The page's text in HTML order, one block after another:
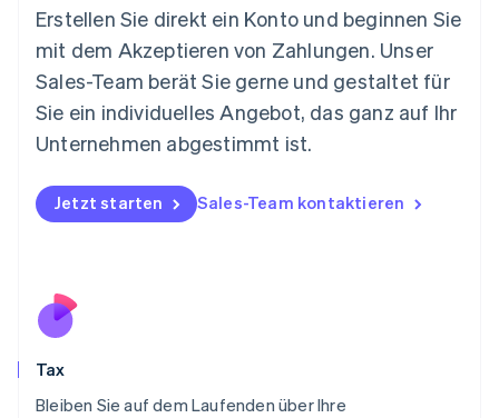
Erstellen Sie direkt ein Konto und beginnen Sie
mit dem Akzeptieren von Zahlungen. Unser
Sales-Team berät Sie gerne und gestaltet für
Sie ein individuelles Angebot, das ganz auf Ihr
Unternehmen abgestimmt ist.
Jetzt starten Sales-Team kontaktieren
Tax
Bleiben Sie auf dem Laufenden über Ihre
English
Mexiko
Español English
Neuseeland
English
NederlandsEnglish
English
Österreich
Portugal
Português
Schweden